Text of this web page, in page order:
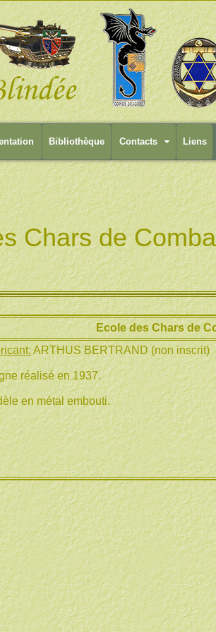
Bibliothèque Contacts Liens
Chars de
Ecole des Chars de
ARTHUS BERTRAND (non inscrit)
réalisé en 1937.
en métal embouti.